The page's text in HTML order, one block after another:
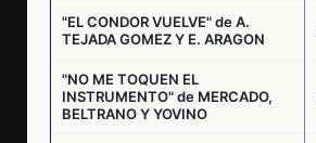
"EL CONDOR VUELVE" de A.
TEJADA GOMEZ Y E. ARAGON
"NO ME TOQUEN EL
INSTRUMENTO" de MERCADO,
BELTRANO Y YOVINO